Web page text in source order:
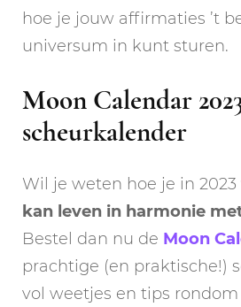
hoe je jouw affirmaties ’t
universum in kunt sturen.
Moon Calendar
scheurkalender
Wil je weten hoe je in 2023
kan leven in harmonie
Bestel dan nu de Moon
prachtige (en praktische!)
vol weetjes en tips